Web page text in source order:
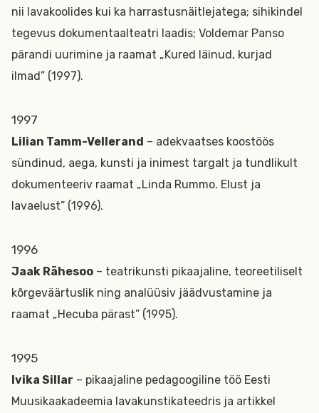
nii lavakoolides kui ka harrastusnäitlejatega; sihikindel
tegevus dokumentaalteatri laadis; Voldemar Panso
pärandi uurimine ja raamat „Kured läinud, kurjad
ilmad” (1997).
1997
Lilian Tamm-Vellerand – adekvaatses koostöös
sündinud, aega, kunsti ja inimest targalt ja tundlikult
dokumenteeriv raamat „Linda Rummo. Elust ja
lavaelust” (1996).
1996
Jaak Rähesoo – teatrikunsti pikaajaline, teoreetiliselt
kõrgeväärtuslik ning analüüsiv jäädvustamine ja
raamat „Hecuba pärast” (1995).
1995
Ivika Sillar – pikaajaline pedagoogiline töö Eesti
Muusikaakadeemia lavakunstikateedris ja artikkel